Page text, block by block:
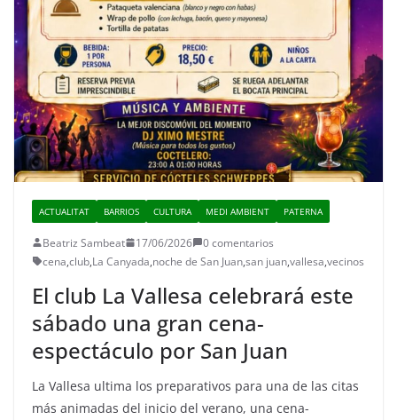
ACTUALITAT BARRIOS CULTURA MEDI AMBIENT PATERNA
Beatriz Sambeat 17/06/2026
0 comentarios
cena,club,La Canyada,noche de San Juan,san juan,vallesa,vecinos
El club La Vallesa celebrará este
sábado una gran cena-
espectáculo por San Juan
La Vallesa ultima los preparativos para una de las citas
más animadas del inicio del verano, una cena-